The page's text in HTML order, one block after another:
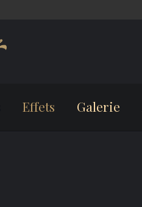
Effets Galerie